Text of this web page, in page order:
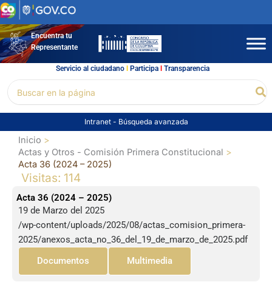
Ir
al
contenidoEncuentra tu
Representante
Servicio al ciudadano l Participal Transparencia
por:
Intranet - Búsqueda avanzada
Inicio
Actas y Otros - Comisión Primera Constitucional
Acta 36 (2024 – 2025)
Visitas: 114
Acta 36 (2024 – 2025)
19 de Marzo del 2025
/wp-content/uploads/2025/08/actas_comision_primera-
2025/anexos_acta_no_36_del_19_de_marzo_de_2025.pdf
Documentos
Multimedia